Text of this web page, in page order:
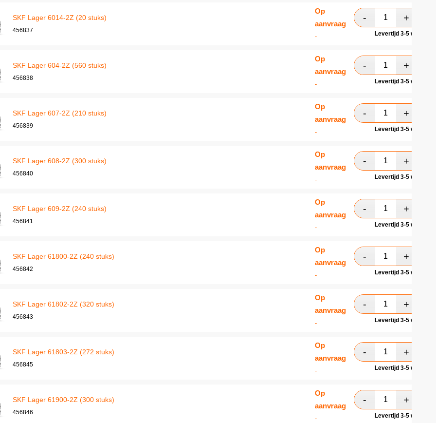
SKF Lager 6014-2Z (20 stuks)
456837
Op
aanvraag
- Levertijd 3-5
SKF Lager 604-2Z (560 stuks)
456838
Op
aanvraag
- Levertijd 3-5
SKF Lager 607-2Z (210 stuks)
456839
Op
aanvraag
- Levertijd 3-5
SKF Lager 608-2Z (300 stuks)
456840
Op
aanvraag
- Levertijd 3-5
SKF Lager 609-2Z (240 stuks)
456841
Op
aanvraag
- Levertijd 3-5
SKF Lager 61800-2Z (240 stuks)
456842
Op
aanvraag
- Levertijd 3-5
SKF Lager 61802-2Z (320 stuks)
456843
Op
aanvraag
- Levertijd 3-5
SKF Lager 61803-2Z (272 stuks)
456845
Op
aanvraag
- Levertijd 3-5
SKF Lager 61900-2Z (300 stuks)
456846
Op
aanvraag
- Levertijd 3-5